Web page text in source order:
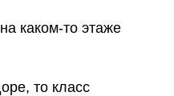
каком-то этаже
то класс